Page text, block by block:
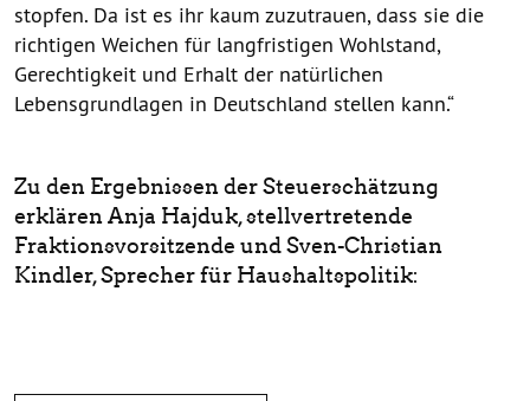
stopfen. Da ist es ihr kaum zuzutrauen, dass sie die
richtigen Weichen für langfristigen Wohlstand,
Gerechtigkeit und Erhalt der natürlichen
Lebensgrundlagen in Deutschland stellen kann.“
Zu den Ergebnissen der Steuerschätzung
erklären Anja Hajduk, stellvertretende
Fraktionsvorsitzende und Sven-Christian
Kindler, Sprecher für Haushaltspolitik: